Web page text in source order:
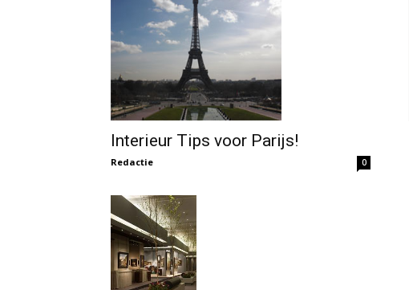
Interieur Tips voor Parijs!
Redactie 0